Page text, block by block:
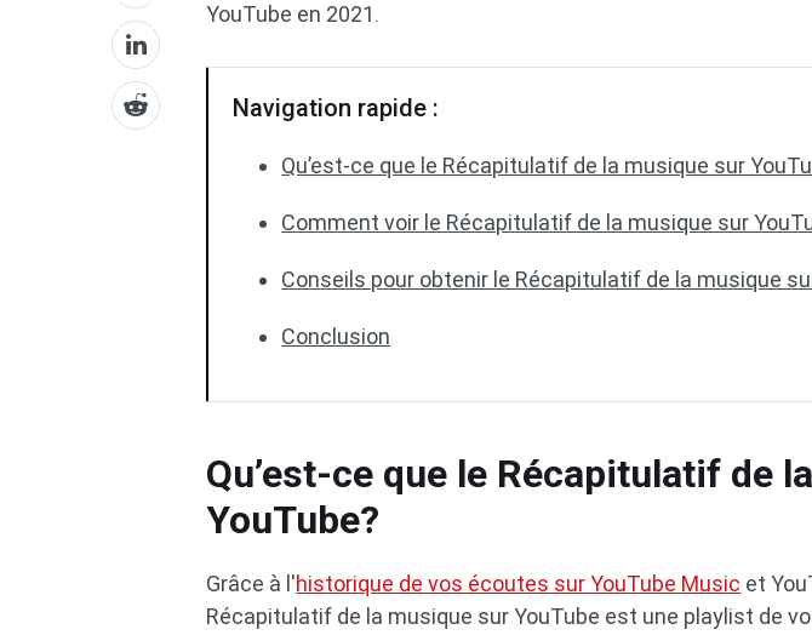
YouTube en 2021.
Navigation rapide :
Qu’est-ce que le Récapitulatif de la musique sur
Comment voir le Récapitulatif de la musique sur
Conseils pour obtenir le Récapitulatif de la musique
Conclusion
Qu’est-ce que le Récapitulatif de
YouTube?
Grâce à l'historique de vos écoutes sur YouTube Music et
Récapitulatif de la musique sur YouTube est une playlist de